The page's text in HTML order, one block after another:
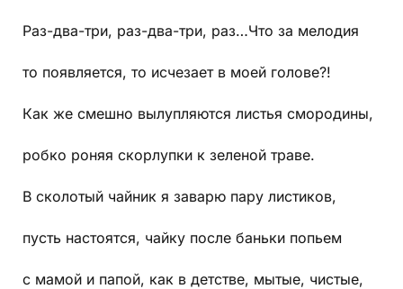
Раз-два-три, раз-два-три, раз…Что за мелодия
то появляется, то исчезает в моей голове?!
Как же смешно вылупляются листья смородины,
робко роняя скорлупки к зеленой траве.
В сколотый чайник я заварю пару листиков,
пусть настоятся, чайку после баньки попьем
с мамой и папой, как в детстве, мытые, чистые,